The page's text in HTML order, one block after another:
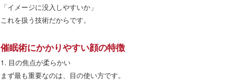
「イメージに没入しやすいか」
これを扱う技術だからです。
催眠術にかかりやすい顔の特徴
1. 目の焦点が柔らかい
まず最も重要なのは、目の使い方です。